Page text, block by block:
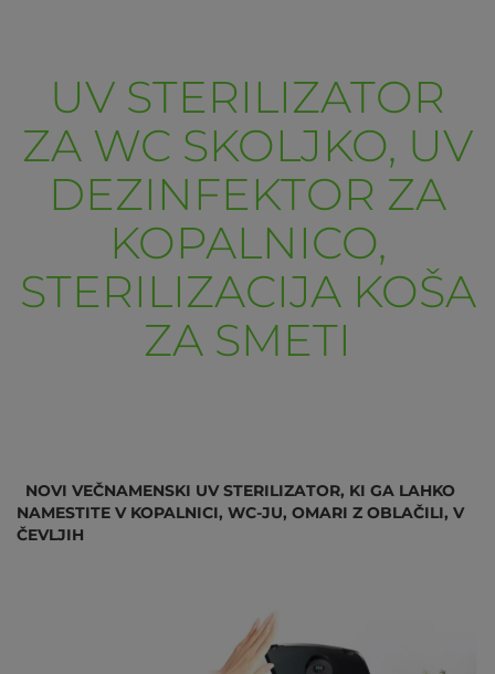
UV STERILIZATOR
ZA WC SKOLJKO, UV
DEZINFEKTOR ZA
KOPALNICO,
STERILIZACIJA KOŠA
ZA SMETI
NOVI VEČNAMENSKI UV STERILIZATOR, KI GA LAHKO
NAMESTITE V KOPALNICI, WC-JU, OMARI Z OBLAČILI, V
ČEVLJIH